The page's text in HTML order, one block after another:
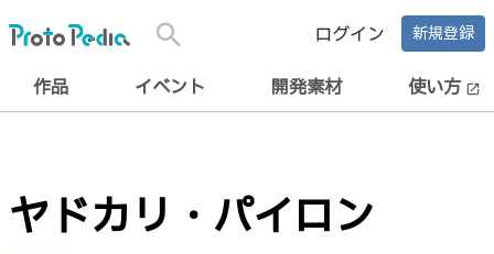
search ログイン 新規登録
作品 イベント 開発素材 使い方 open_in_new
ヤドカリ・パイロン